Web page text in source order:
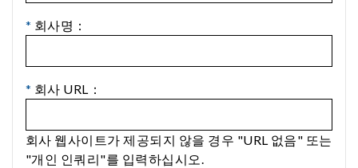
* 회사명：
* 회사 URL：
회사 웹사이트가 제공되지 않을 경우 "URL 없음" 또는
"개인 인쿼리"를 입력하십시오.